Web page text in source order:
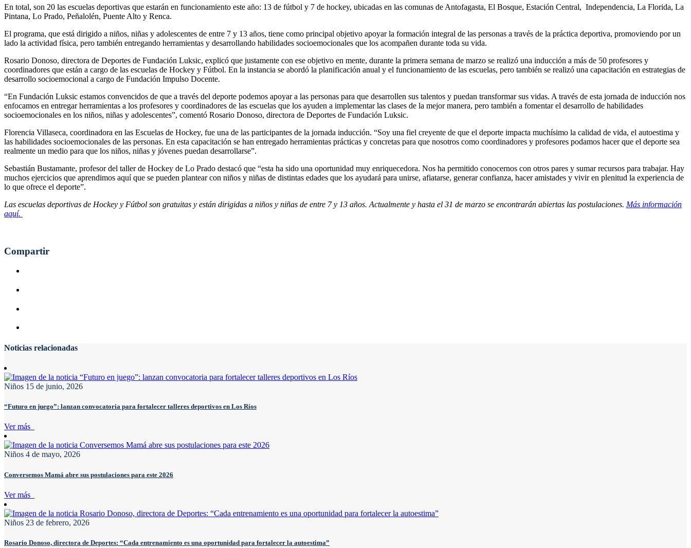
En total, son 20 las escuelas deportivas que estarán en funcionamiento este año: 13 de fútbol y 7 de hockey, ubicadas en las comunas de Antofagasta, El Bosque, Estación Central, Independencia, La Florida, La
Pintana, Lo Prado, Peñalolén, Puente Alto y Renca.
El programa, que está dirigido a niños, niñas y adolescentes de entre 7 y 13 años, tiene como principal objetivo apoyar la formación integral de las personas a través de la práctica deportiva, promoviendo por un
lado la actividad física, pero también entregando herramientas y desarrollando habilidades socioemocionales que los acompañen durante toda su vida.
Rosario Donoso, directora de Deportes de Fundación Luksic, explicó que justamente con ese objetivo en mente, durante la primera semana de marzo se realizó una inducción a más de 50 profesores y
coordinadores que están a cargo de las escuelas de Hockey y Fútbol. En la instancia se abordó la planificación anual y el funcionamiento de las escuelas, pero también se realizó una capacitación en estrategias de
desarrollo socioemocional a cargo de Fundación Impulso Docente.
“En Fundación Luksic estamos convencidos de que a través del deporte podemos apoyar a las personas para que desarrollen sus talentos y puedan transformar sus vidas. A través de esta jornada de inducción nos
enfocamos en entregar herramientas a los profesores y coordinadores de las escuelas que los ayuden a implementar las clases de la mejor manera, pero también a fomentar el desarrollo de habilidades
socioemocionales en los niños, niñas y adolescentes”, comentó Rosario Donoso, directora de Deportes de Fundación Luksic.
Florencia Villaseca, coordinadora en las Escuelas de Hockey, fue una de las participantes de la jornada inducción. “Soy una fiel creyente de que el deporte impacta muchísimo la calidad de vida, el autoestima y
las habilidades socioemocionales de las personas. En esta capacitación se han entregado herramientas prácticas y concretas para que nosotros como coordinadores y profesores podamos hacer que el deporte sea
realmente un medio para que los niños, niñas y jóvenes puedan desarrollarse”.
Sebastián Bustamante, profesor del taller de Hockey de Lo Prado destacó que “esta ha sido una oportunidad muy enriquecedora. Nos ha permitido conocernos con otros pares y sumar recursos para trabajar. Hay
muchos ejercicios que aprendimos aquí que se pueden plantear con niños y niñas de distintas edades que los ayudará para unirse, afiatarse, generar confianza, hacer amistades y vivir en plenitud la experiencia de
lo que ofrece el deporte”.
Las escuelas deportivas de Hockey y Fútbol son gratuitas y están dirigidas a niños y niñas de entre 7 y 13 años. Actualmente y hasta el 31 de marzo se encontrarán abiertas las postulaciones. Más información
aquí.
Compartir
Noticias relacionadas
Niños 15 de junio, 2026
“Futuro en juego”: lanzan convocatoria para fortalecer talleres deportivos en Los Ríos
Ver más
Niños 4 de mayo, 2026
Conversemos Mamá abre sus postulaciones para este 2026
Ver más
Niños 23 de febrero, 2026
Rosario Donoso, directora de Deportes: “Cada entrenamiento es una oportunidad para fortalecer la autoestima”